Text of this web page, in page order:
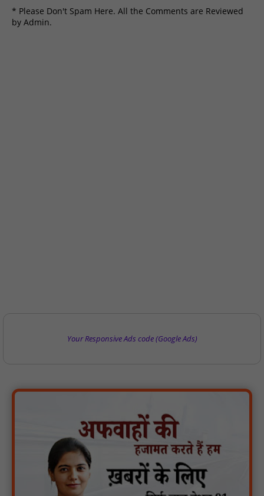
* Please Don't Spam Here. All the Comments are Reviewed
by Admin.
Your Responsive Ads code (Google Ads)
मगरौनी पुलिस की बड़ी कार्रवाई लंबे समय से फरार एक स्थाई वारंटी सहित दो
वारंटी गिरफ्तार : NN81